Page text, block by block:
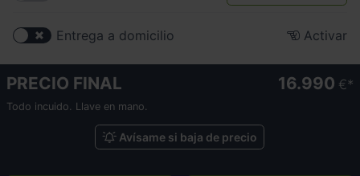
Entrega a domicilio Activar
PRECIO FINAL 16.990 €
Todo incuido. Llave en mano.
Avísame si baja de precio